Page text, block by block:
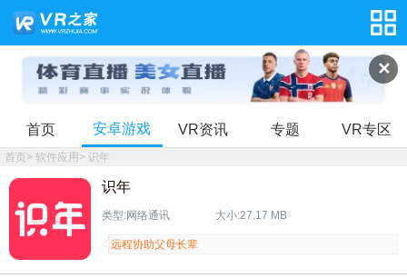
✕
首页 安卓游戏 VR资讯 专题 VR专区
首页> 软件应用> 识年
识年
类型:网络通讯 大小:27.17 MB
远程协助父母长辈